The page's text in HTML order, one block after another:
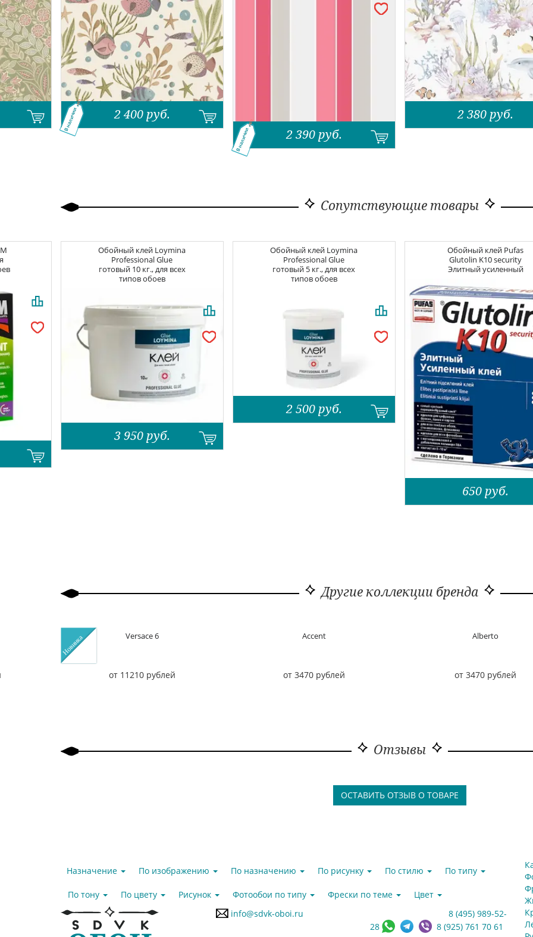
2 400 руб.
В наличии
2 390 руб.
В наличии
2 380 руб.
Сопутствующие товары
Обойный клей Loymina
Professional Glue
готовый 10 кг., для всех
типов обоев
3 950руб.
Обойный клей Loymina
Professional Glue
готовый 5 кг., для всех
типов обоев
2 500 руб.
Обойный клей Pufas
Glutolin K10 security
Элитный усиленный
650 руб.
Другие коллекции бренда
Versace 6
от 11210 рублей
Accent
от 3470 рублей
Alberto
от 3470 рублей
Отзывы
ОСТАВИТЬ ОТЗЫВ О ТОВАРЕ
Назначение По изображению По назначению По рисунку По стилю По типу
По тону По цвету Рисунок Фотообои по типу Фрески по теме
Цвет
info@sdvk-oboi.ru
8 (495) 989-52-
28
8 (925) 761 70 61